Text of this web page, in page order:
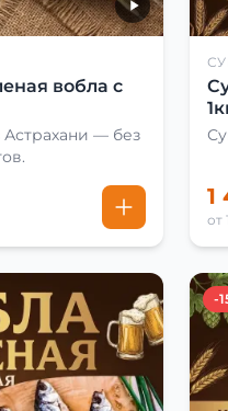
вобла с
— без
1
от
-